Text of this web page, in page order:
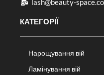
lash@beauty-
КАТЕГОРІЇ
Нарощування вій
Ламінування вій